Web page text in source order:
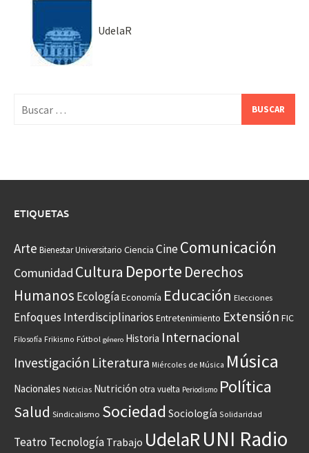
UdelaR
ETIQUETAS
Arte Bienestar Universitario Ciencia CineComunicación
Comunidad Cultura Deporte Derechos
Humanos EcologíaEconomía Educación Elecciones
Enfoques Interdisciplinarios Entretenimiento Extensión FIC
Filosofía Frikismo Fútbol género Historia Internacional
Investigación Literatura Miércoles de Música Música
Nacionales Noticias Nutrición otra vuelta Periodismo Política
Salud Sindicalismo Sociedad Sociología Solidaridad
Teatro Tecnología Trabajo UdelaRUNI Radio